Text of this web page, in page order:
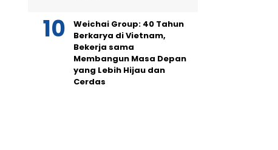
Weichai Group: 40 Tahun
Berkarya di Vietnam,
Bekerja sama
Membangun Masa Depan
yang Lebih Hijau dan
Cerdas